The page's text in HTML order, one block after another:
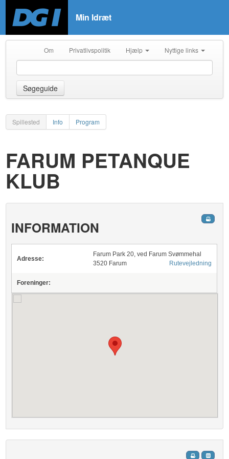
Min Idræt
Om Privatlivspolitik Hjælp Nyttige links
Søgeguide
Spillested Info Program
FARUM PETANQUE
KLUB
INFORMATION
Adresse:
Farum Park 20, ved Farum Svømmehal
3520 Farum
Rutevejledning
Foreninger: